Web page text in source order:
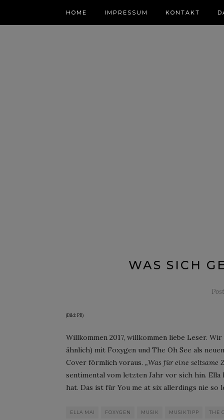
HOME IMPRESSUM KONTAKT
WAS SICH
(Bild: PR)
Willkommen 2017, willkommen liebe Leser.
ähnlich) mit Foxygen und The Oh See als
Cover förmlich voraus. „Was für eine seltsame
sentimental vom letzten Jahr vor sich hin. Ella
hat. Das ist für You me at six allerdings nie so
ELLA MAI FOXYGEN MUSIK MUSIKTIPP THE